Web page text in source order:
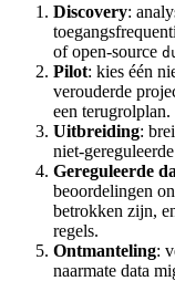
Discovery:
of open-source
Pilot: kies één
verouderde
een terugrolplan.
Uitbreiding:
niet-
Gereguleerde
beoordelingen
betrokken zijn,
regels.
Ontmanteling:
naarmate data